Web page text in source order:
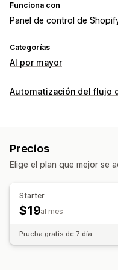
Funciona con
Panel de control de
Categorías
Al por mayor
Administración de pedidos
Automatización del flujo
Reabastecimiento de
Precios
Elige el plan que mejor se
Starter
$19al mes
Prueba gratis de 7 día